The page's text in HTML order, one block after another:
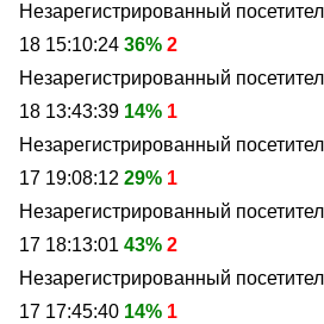
Незарегистрированный
18 15:10:24 36% 2
Незарегистрированный
18 13:43:39 14% 1
Незарегистрированный
17 19:08:12 29% 1
Незарегистрированный
17 18:13:01 43% 2
Незарегистрированный
17 17:45:40 14% 1